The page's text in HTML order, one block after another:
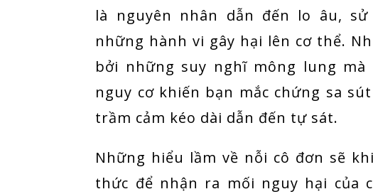
là nguyên nhân dẫn đến lo âu,
những hành vi gây hại lên cơ thể.
bởi những suy nghĩ mông lung
nguy cơ khiến bạn mắc chứng sa
trầm cảm kéo dài dẫn đến tự sát.
Những hiểu lầm về nỗi cô đơn sẽ
thức để nhận ra mối nguy hại của